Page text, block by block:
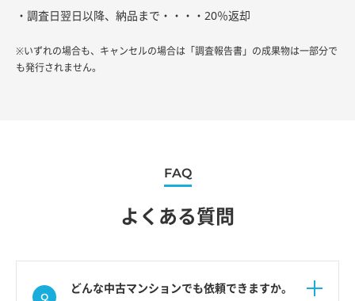
・調査日翌日以降、納品まで・・・・20％返却
※いずれの場合も、キャンセルの場合は「調査報告書」の成果物は一部分で
も発行されません。
FAQ
よくある質問
どんな中古マンションでも依頼できますか。